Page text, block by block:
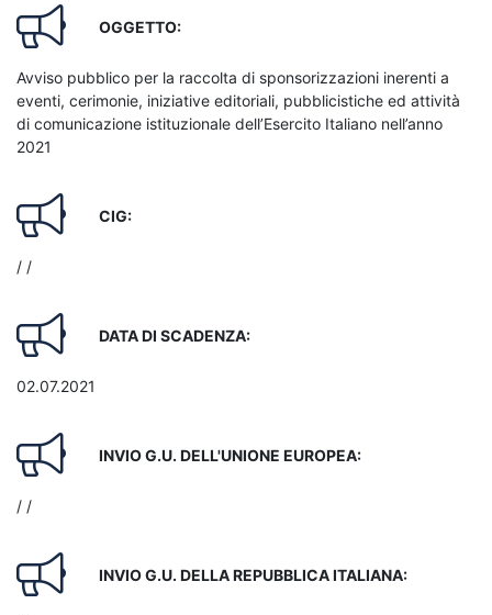
OGGETTO:
Avviso pubblico per la raccolta di sponsorizzazioni inerenti a
eventi, cerimonie, iniziative editoriali, pubblicistiche ed attività
di comunicazione istituzionale dell’Esercito Italiano nell’anno
2021
CIG:
/ /
DATA DI SCADENZA:
02.07.2021
INVIO G.U. DELL'UNIONE EUROPEA:
/ /
INVIO G.U. DELLA REPUBBLICA ITALIANA: